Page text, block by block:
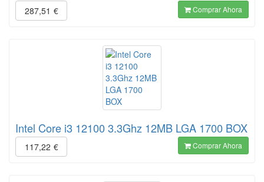
287,51 € Comprar Ahora
Intel Core i3 12100 3.3Ghz 12MB LGA 1700 BOX
117,22 € Comprar Ahora